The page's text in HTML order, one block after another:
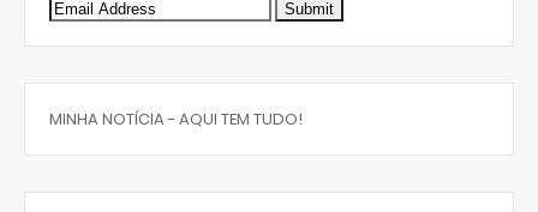
MINHA NOTÍCIA - AQUI TEM TUDO!